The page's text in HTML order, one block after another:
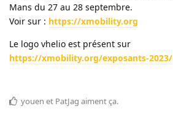
Mans du 27 au 28 septembre.
Voir sur : https://xmobility.org
Le logo vhelio est présent sur
https://xmobility.org/exposants-2023/
youen et PatJag aiment ça.